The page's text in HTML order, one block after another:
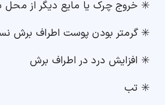
✳️ خروج چرک یا مایع دیگر از
✳️ گرمتر بودن پوست اطراف برش
✳️ افزایش درد در اطراف برش
✳️ تب